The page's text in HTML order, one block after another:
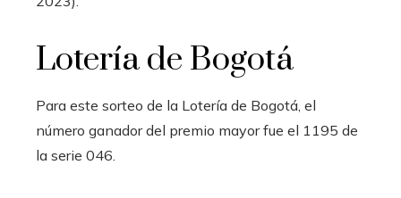
Lotería de Bogotá
Para este sorteo de la Lotería de Bogotá, el
número ganador del premio mayor fue el 1195 de
la serie 046.